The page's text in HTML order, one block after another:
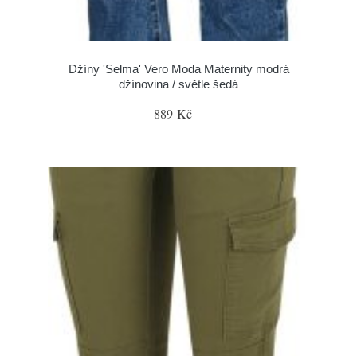
Džíny 'Selma' Vero Moda Maternity modrá
džínovina / světle šedá
889 Kč